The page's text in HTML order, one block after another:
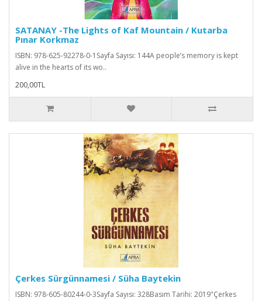
SATANAY -The Lights of Kaf Mountain / Kutarba
Pınar Korkmaz
ISBN: 978-625-92278-0-1Sayfa Sayısı: 144A people’s memory is kept
alive in the hearts of its wo..
200,00TL
Çerkes Sürgünnamesi / Süha Baytekin
ISBN: 978-605-80244-0-3Sayfa Sayısı: 328Basım Tarihi: 2019"Çerkes